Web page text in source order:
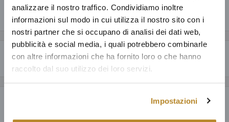
analizzare il nostro traffico. Condividiamo inoltre
informazioni sul modo in cui utilizza il nostro sito con i
nostri partner che si occupano di analisi dei dati web,
pubblicità e social media, i quali potrebbero combinarle
con altre informazioni che ha fornito loro o che hanno
raccolto dal suo utilizzo dei loro servizi.
Impostazioni
Descrizione
CARATTERISTICHE GENERALI
Geometrie contemporanee e lavorazione tradizionale si fondono nel
Perché acquistare da Mobilmarket